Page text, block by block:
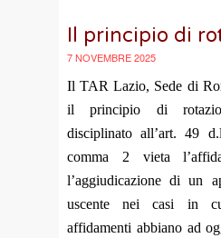
Il principio di
7 NOVEMBRE 2025
Il TAR Lazio, Sede di
il principio di
disciplinato all’art. 49
comma 2 vieta
l’aggiudicazione di un
uscente nei casi in
affidamenti abbiano ad